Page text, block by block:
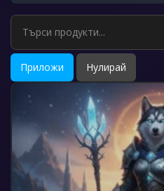
Приложи Нулирай